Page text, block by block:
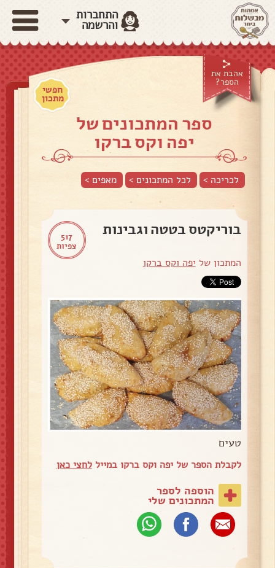
התחברות
והרשמה
אהבת את
הספר?
חפשי
מתכון
ספר המתכונים של
יפה וקס ברקו
לכריכה > לכל המתכונים > מאפים>
517
צפיות
בוריקטס בטטה וגבינות
המתכון של יפה וקס ברקו
טעים
לקבלת הספר של יפה וקס ברקו במייללחצי כאן
הוספה לספר
המתכונים שלי